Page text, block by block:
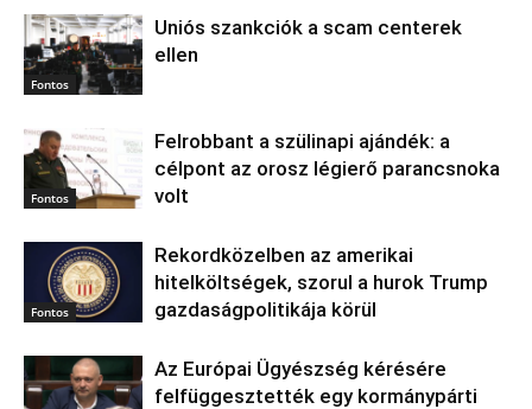
Fontos
Uniós szankciók a scam centerek
ellen
Fontos
Felrobbant a szülinapi ajándék: a
célpont az orosz légierő parancsnoka
volt
Fontos
Rekordközelben az amerikai
hitelköltségek, szorul a hurok Trump
gazdaságpolitikája körül
Az Európai Ügyészség kérésére
felfüggesztették egy kormánypárti